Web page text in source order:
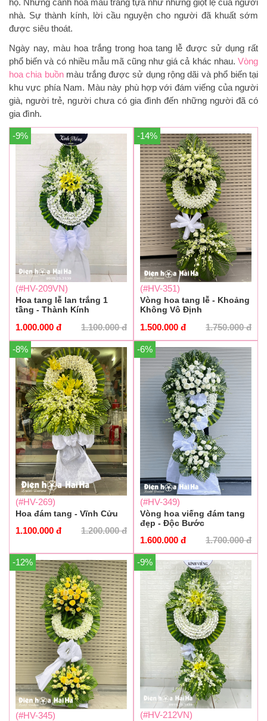
nhà. Sự thành kính, lời cầu nguyện cho người đã khuất sớm
được siêu thoát.
Ngày nay, màu hoa trắng trong hoa tang lễ được sử dụng rất
phổ biến và có nhiều mẫu mã cũng như giá cả khác nhau. Vòng
hoa chia buồnmàu trắng được sử dụng rộng dãi và phổ biến tại
khu vực phía Nam. Màu này phù hợp với đám viếng của người
già, người trẻ, người chưa có gia đình đến những người đã có
gia đình.
-9%
(#HV-209VN)
Hoa tang lễ lan trắng 1
tầng - Thành Kính
1.100.000đ
1.000.000 đ
-14%
(#HV-351)
Vòng hoa tang lễ - Khoảng
Không Vô Định
1.750.000đ
1.500.000 đ
-8%
(#HV-269)
Hoa đám tang - Vĩnh Cửu
1.200.000đ
1.100.000 đ
-6%
(#HV-349)
Vòng hoa viếng đám tang
đẹp - Độc Bước
1.700.000đ
1.600.000 đ
-12%
(#HV-345)
-9%
(#HV-212VN)